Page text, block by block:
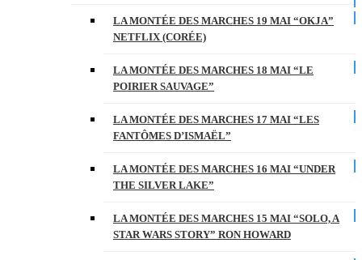
LA MONTÉE DES MARCHES 19 MAI “OKJA”
NETFLIX (CORÉE)
LA MONTÉE DES MARCHES 18 MAI “LE
POIRIER SAUVAGE”
LA MONTÉE DES MARCHES 17 MAI “LES
FANTÔMES D’ISMAËL”
LA MONTÉE DES MARCHES 16 MAI “UNDER
THE SILVER LAKE”
LA MONTÉE DES MARCHES 15 MAI “SOLO, A
STAR WARS STORY” RON HOWARD